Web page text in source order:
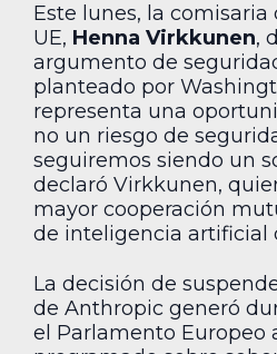
Este lunes, la
UE, Henna Virkkunen,
argumento de
planteado por
representa una
no un riesgo de
seguiremos siendo un
declaró Virkkunen,
mayor cooperación
de inteligencia artificial
La decisión de
de Anthropic generó
el Parlamento Europeo